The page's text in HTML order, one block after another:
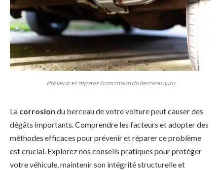
Prévenir et réparer la corrosion du berceau auto
La corrosion du berceau de votre voiture peut causer des
dégâts importants. Comprendre les facteurs et adopter des
méthodes efficaces pour prévenir et réparer ce problème
est crucial. Explorez nos conseils pratiques pour protéger
votre véhicule, maintenir son intégrité structurelle et